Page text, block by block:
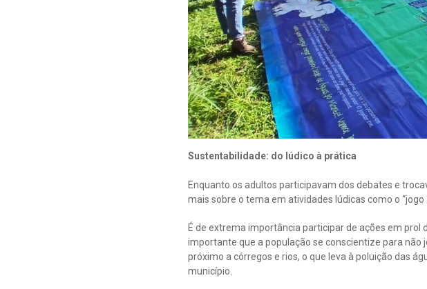
Sustentabilidade: do lúdico à prática
Enquanto os adultos participavam dos debates e
mais sobre o tema em atividades lúdicas como o
É de extrema importância participar de ações em
importante que a população se conscientize para
próximo a córregos e rios, o que leva à poluição das
município.